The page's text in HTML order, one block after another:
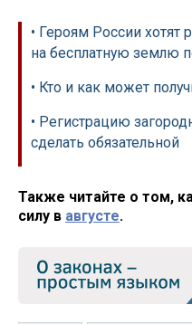
• Героям России хотят
на бесплатную землю
• Кто и как может
• Регистрацию
сделать обязательной
Также читайте о том,
силу в августе.